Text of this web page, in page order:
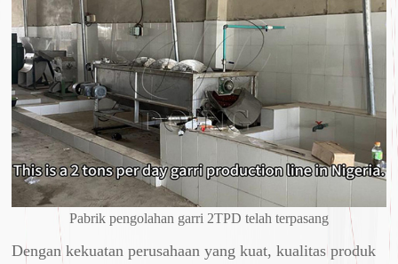
Pabrik pengolahan garri 2TPD telah terpasang
Dengan kekuatan perusahaan yang kuat, kualitas produk